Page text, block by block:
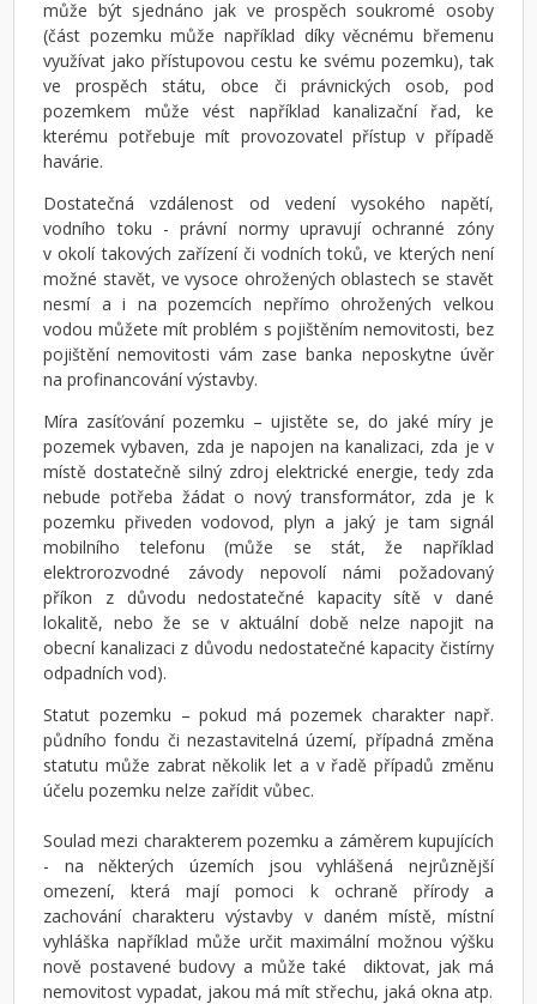
může být sjednáno jak ve prospěch soukromé osoby
(část pozemku může například díky věcnému břemenu
využívat jako přístupovou cestu ke svému pozemku), tak
ve prospěch státu, obce či právnických osob, pod
pozemkem může vést například kanalizační řad, ke
kterému potřebuje mít provozovatel přístup v případě
havárie.
Dostatečná vzdálenost od vedení vysokého napětí,
vodního toku - právní normy upravují ochranné zóny
v okolí takových zařízení či vodních toků, ve kterých není
možné stavět, ve vysoce ohrožených oblastech se stavět
nesmí a i na pozemcích nepřímo ohrožených velkou
vodou můžete mít problém s pojištěním nemovitosti, bez
pojištění nemovitosti vám zase banka neposkytne úvěr
na profinancování výstavby.
Míra zasíťování pozemku – ujistěte se, do jaké míry je
pozemek vybaven, zda je napojen na kanalizaci, zda je v
místě dostatečně silný zdroj elektrické energie, tedy zda
nebude potřeba žádat o nový transformátor, zda je k
pozemku přiveden vodovod, plyn a jaký je tam signál
mobilního telefonu (může se stát, že například
elektrorozvodné závody nepovolí námi požadovaný
příkon z důvodu nedostatečné kapacity sítě v dané
lokalitě, nebo že se v aktuální době nelze napojit na
obecní kanalizaci z důvodu nedostatečné kapacity čistírny
odpadních vod).
Statut pozemku – pokud má pozemek charakter např.
půdního fondu či nezastavitelná území, případná změna
statutu může zabrat několik let a v řadě případů změnu
účelu pozemku nelze zařídit vůbec.
Soulad mezi charakterem pozemku a záměrem kupujících
- na některých územích jsou vyhlášená nejrůznější
omezení, která mají pomoci k ochraně přírody a
zachování charakteru výstavby v daném místě, místní
vyhláška například může určit maximální možnou výšku
nově postavené budovy a může také diktovat, jak má
nemovitost vypadat, jakou má mít střechu, jaká okna atp.